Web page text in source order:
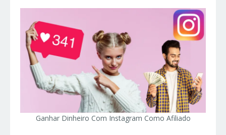
Ganhar Dinheiro Com Instagram Como Afiliado